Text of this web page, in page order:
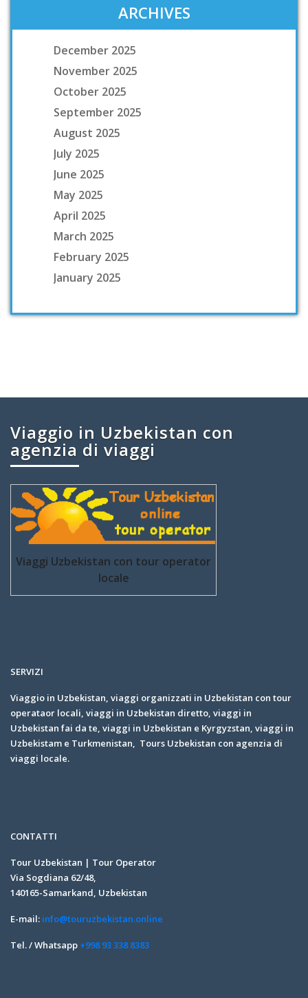
ARCHIVES
December 2025
November 2025
October 2025
September 2025
August 2025
July 2025
June 2025
May 2025
April 2025
March 2025
February 2025
January 2025
Viaggio in Uzbekistan con
agenzia di viaggi
Viaggi Uzbekistan con tour operator
locale
SERVIZI
Viaggio in Uzbekistan, viaggi organizzati in Uzbekistan con tour
operataor locali, viaggi in Uzbekistan diretto, viaggi in
Uzbekistan fai da te, viaggi in Uzbekistan e Kyrgyzstan, viaggi in
Uzbekistam e Turkmenistan, Tours Uzbekistan con agenzia di
viaggi locale.
CONTATTI
Tour Uzbekistan | Tour Operator
Via Sogdiana 62/48,
140165-Samarkand, Uzbekistan
E-mail: info@touruzbekistan.online
Tel. / Whatsapp +998 93 338 8383